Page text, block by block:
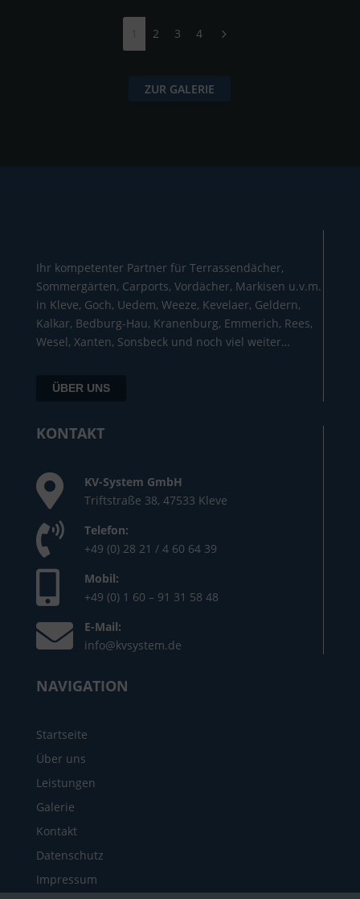
1 2 3 4 5
ZUR GALERIE
Ihr kompetenter Partner für Terrassendächer,
in Kleve, Goch, Uedem, Weeze, Kevelaer, Geldern,
KONTAKT
Triftstraße 38, 47533 Kleve
+49 (0) 28 21 / 4 60 64 39
+49 (0) 1 60 – 91 31 58 48
NAVIGATION
Startseite
Über uns
Leistungen
Galerie